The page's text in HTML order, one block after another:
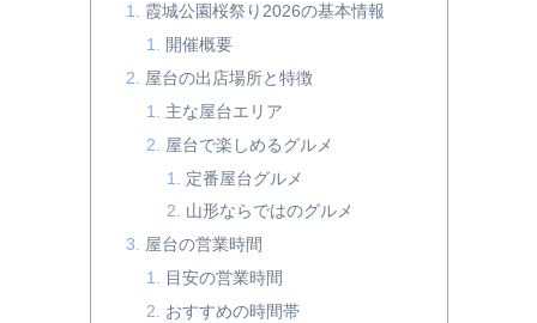
霞城公園桜祭り2026の基本情報
開催概要
屋台の出店場所と特徴
主な屋台エリア
屋台で楽しめるグルメ
定番屋台グルメ
山形ならではのグルメ
屋台の営業時間
目安の営業時間
おすすめの時間帯